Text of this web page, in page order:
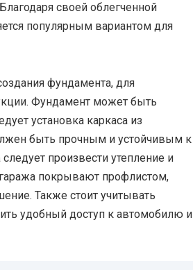
своей облегченной
популярным вариантом для
фундамента, для
Фундамент может быть
установка каркаса из
быть прочным и устойчивым к
произвести утепление и
покрывают профлистом,
Также стоит учитывать
удобный доступ к автомобилю и